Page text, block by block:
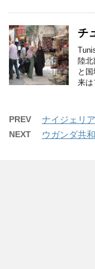
チ
陸北
と
来は
PREV ナイジェリ
NEXT ウガンダ共